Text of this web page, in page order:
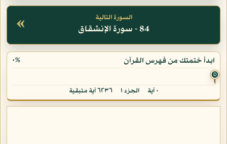
« السورة التالية
84 - سورة الإنشقاق
ابدأ ختمتك من فهرس القرآن ٠%
۞
٠ آية الجزء ١ ٦٢٣٦ آية متبقية